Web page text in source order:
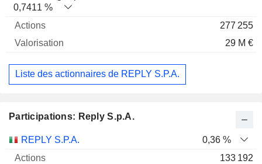
0,7411 %
277 255
29 M €
Liste des actionnaires de REPLY S.P.A.
Participations: Reply S.p.A.
Nom Actions %
REPLY S.P.A.
0,36 %
133 192